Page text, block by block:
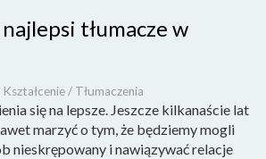
tłumacze w
/ Tłumaczenia
się na lepsze. Jeszcze kilkanaście lat
marzyć o tym, że będziemy mogli
nieskrępowany i nawiązywać relacje